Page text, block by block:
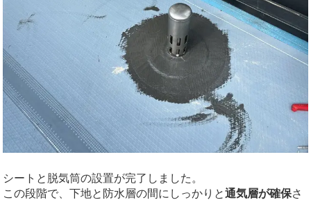
シートと脱気筒の設置が完了しました。
この段階で、下地と防水層の間にしっかりと通気層が確保さ